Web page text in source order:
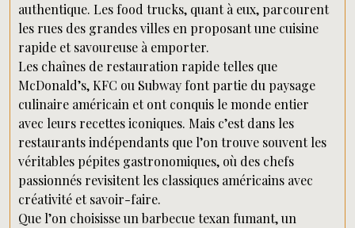
authentique. Les food trucks, quant à eux, parcourent
les rues des grandes villes en proposant une cuisine
rapide et savoureuse à emporter.
Les chaînes de restauration rapide telles que
McDonald’s, KFC ou Subway font partie du paysage
culinaire américain et ont conquis le monde entier
avec leurs recettes iconiques. Mais c’est dans les
restaurants indépendants que l’on trouve souvent les
véritables pépites gastronomiques, où des chefs
passionnés revisitent les classiques américains avec
créativité et savoir-faire.
Que l’on choisisse un barbecue texan fumant, un